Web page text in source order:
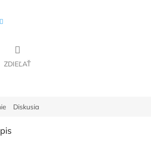
ZDIEĽAŤ
Diskusia